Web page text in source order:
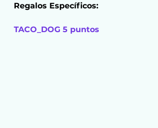
Regalos Específicos:
TACO_DOG 5 puntos